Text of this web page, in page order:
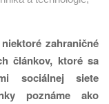
zahraničné
článkov, ktoré sa
sociálnej siete
poznáme ako